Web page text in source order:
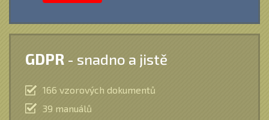
GDPR - snadno a jistě
166 vzorových dokumentů
39 manuálů